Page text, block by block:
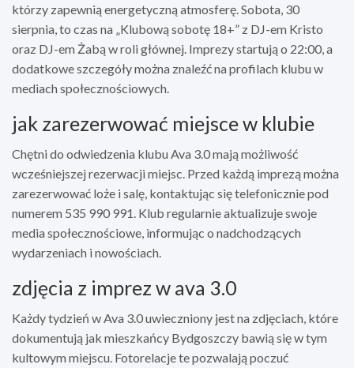
którzy zapewnią energetyczną atmosferę. Sobota, 30
sierpnia, to czas na „Klubową sobotę 18+” z DJ-em Kristo
oraz DJ-em Żabą w roli głównej. Imprezy startują o 22:00, a
dodatkowe szczegóły można znaleźć na profilach klubu w
mediach społecznościowych.
jak zarezerwować miejsce w klubie
Chętni do odwiedzenia klubu Ava 3.0 mają możliwość
wcześniejszej rezerwacji miejsc. Przed każdą imprezą można
zarezerwować loże i salę, kontaktując się telefonicznie pod
numerem 535 990 991. Klub regularnie aktualizuje swoje
media społecznościowe, informując o nadchodzących
wydarzeniach i nowościach.
zdjęcia z imprez w ava 3.0
Każdy tydzień w Ava 3.0 uwieczniony jest na zdjęciach, które
dokumentują jak mieszkańcy Bydgoszczy bawią się w tym
kultowym miejscu. Fotorelacje te pozwalają poczuć